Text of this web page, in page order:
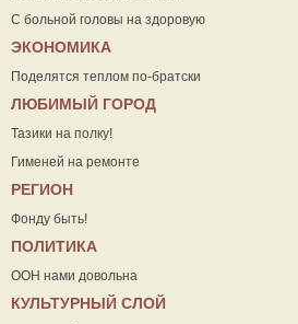
С больной головы на здоровую
ЭКОНОМИКА
Поделятся теплом по-братски
ЛЮБИМЫЙ ГОРОД
Тазики на полку!
Гименей на ремонте
РЕГИОН
Фонду быть!
ПОЛИТИКА
ООН нами довольна
КУЛЬТУРНЫЙ СЛОЙ